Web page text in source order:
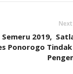
2019,
Ponorogo